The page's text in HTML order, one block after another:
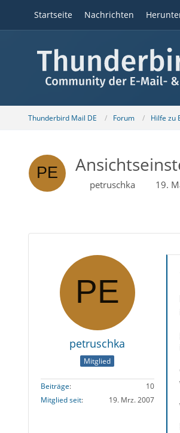
Startseite Nachrichten
Thunderbird Mail DE Forum Hilfe zu
petruschka 19.
petruschka
Mitglied
Beiträge
10
Mitglied seit
19. Mrz. 2007